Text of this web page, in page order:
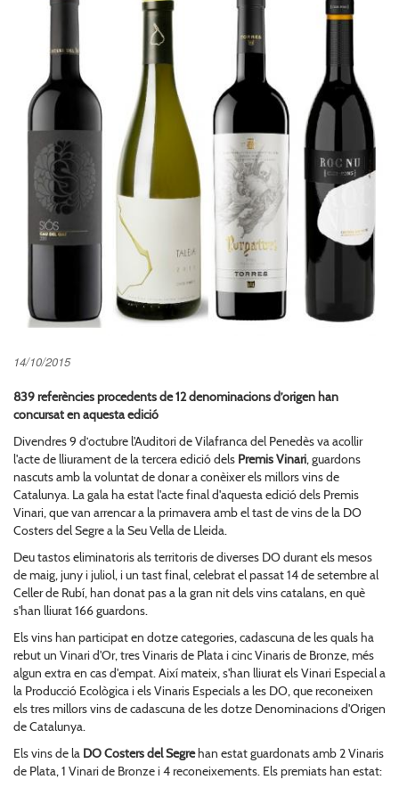
14/10/2015
839 referències procedents de 12 denominacions d’origen han
concursat en aquesta edició
Divendres 9 d’octubre l'Auditori de Vilafranca del Penedès va acollir
l'acte de lliurament de la tercera edició dels Premis Vinari, guardons
nascuts amb la voluntat de donar a conèixer els millors vins de
Catalunya. La gala ha estat l'acte final d'aquesta edició dels Premis
Vinari, que van arrencar a la primavera amb el tast de vins de la DO
Costers del Segre a la Seu Vella de Lleida.
Deu tastos eliminatoris als territoris de diverses DO durant els mesos
de maig, juny i juliol, i un tast final, celebrat el passat 14 de setembre al
Celler de Rubí, han donat pas a la gran nit dels vins catalans, en què
s'han lliurat 166 guardons.
Els vins han participat en dotze categories, cadascuna de les quals ha
rebut un Vinari d'Or, tres Vinaris de Plata i cinc Vinaris de Bronze, més
algun extra en cas d'empat. Així mateix, s'han lliurat els Vinari Especial a
la Producció Ecològica i els Vinaris Especials a les DO, que reconeixen
els tres millors vins de cadascuna de les dotze Denominacions d'Origen
de Catalunya.
Els vins de la DO Costers del Segrehan estat guardonats amb 2 Vinaris
de Plata, 1 Vinari de Bronze i 4 reconeixements. Els premiats han estat: